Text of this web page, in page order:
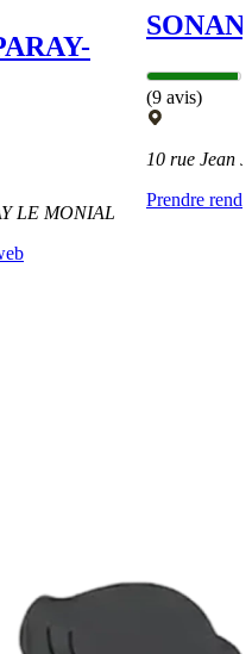
LE MONIAL
(9 avis)
10 rue Jean
Prendre